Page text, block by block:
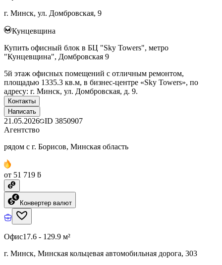
г. Минск, ул. Домбровская, 9
Кунцевщина
Купить офисный блок в БЦ "Sky Towers", метро
"Кунцевщина", Домбровская 9
5й этаж офисных помещений с отличным ремонтом,
площадью 1335.3 кв.м, в бизнес-центре «Sky Towers», по
адресу: г. Минск, ул. Домбровская, д. 9.
Контакты
Написать
21.05.2026 ID 3850907
Агентство
рядом с г. Борисов, Минская область
от 51 719 ƃ
Конвертер валют
Офис17.6 - 129.9 м²
г. Минск, Минская кольцевая автомобильная дорога, 303